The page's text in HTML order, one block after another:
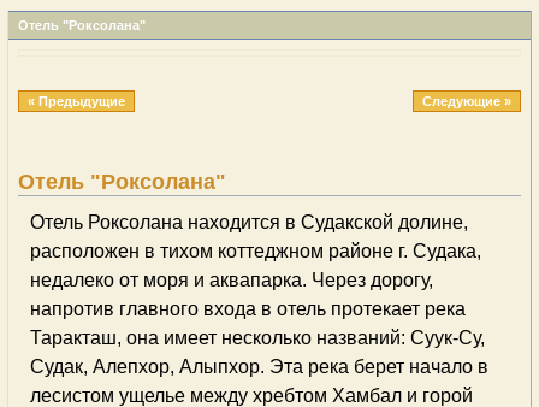
Отель "Роксолана"
« Предыдущие Следующие »
Отель "Роксолана"
Отель Роксолана находится в Судакской долине,
расположен в тихом коттеджном районе г. Судака,
недалеко от моря и аквапарка. Через дорогу,
напротив главного входа в отель протекает река
Таракташ, она имеет несколько названий: Суук-Су,
Судак, Алепхор, Алыпхор. Эта река берет начало в
лесистом ущелье между хребтом Хамбал и горой